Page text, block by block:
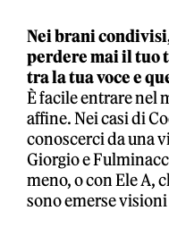
Nei brani
perdere mai il tuo
tra la tua voce e
È facile entrare nel
affine. Nei casi di
conoscerci da una
Giorgio e
meno, o con Ele A,
sono emerse